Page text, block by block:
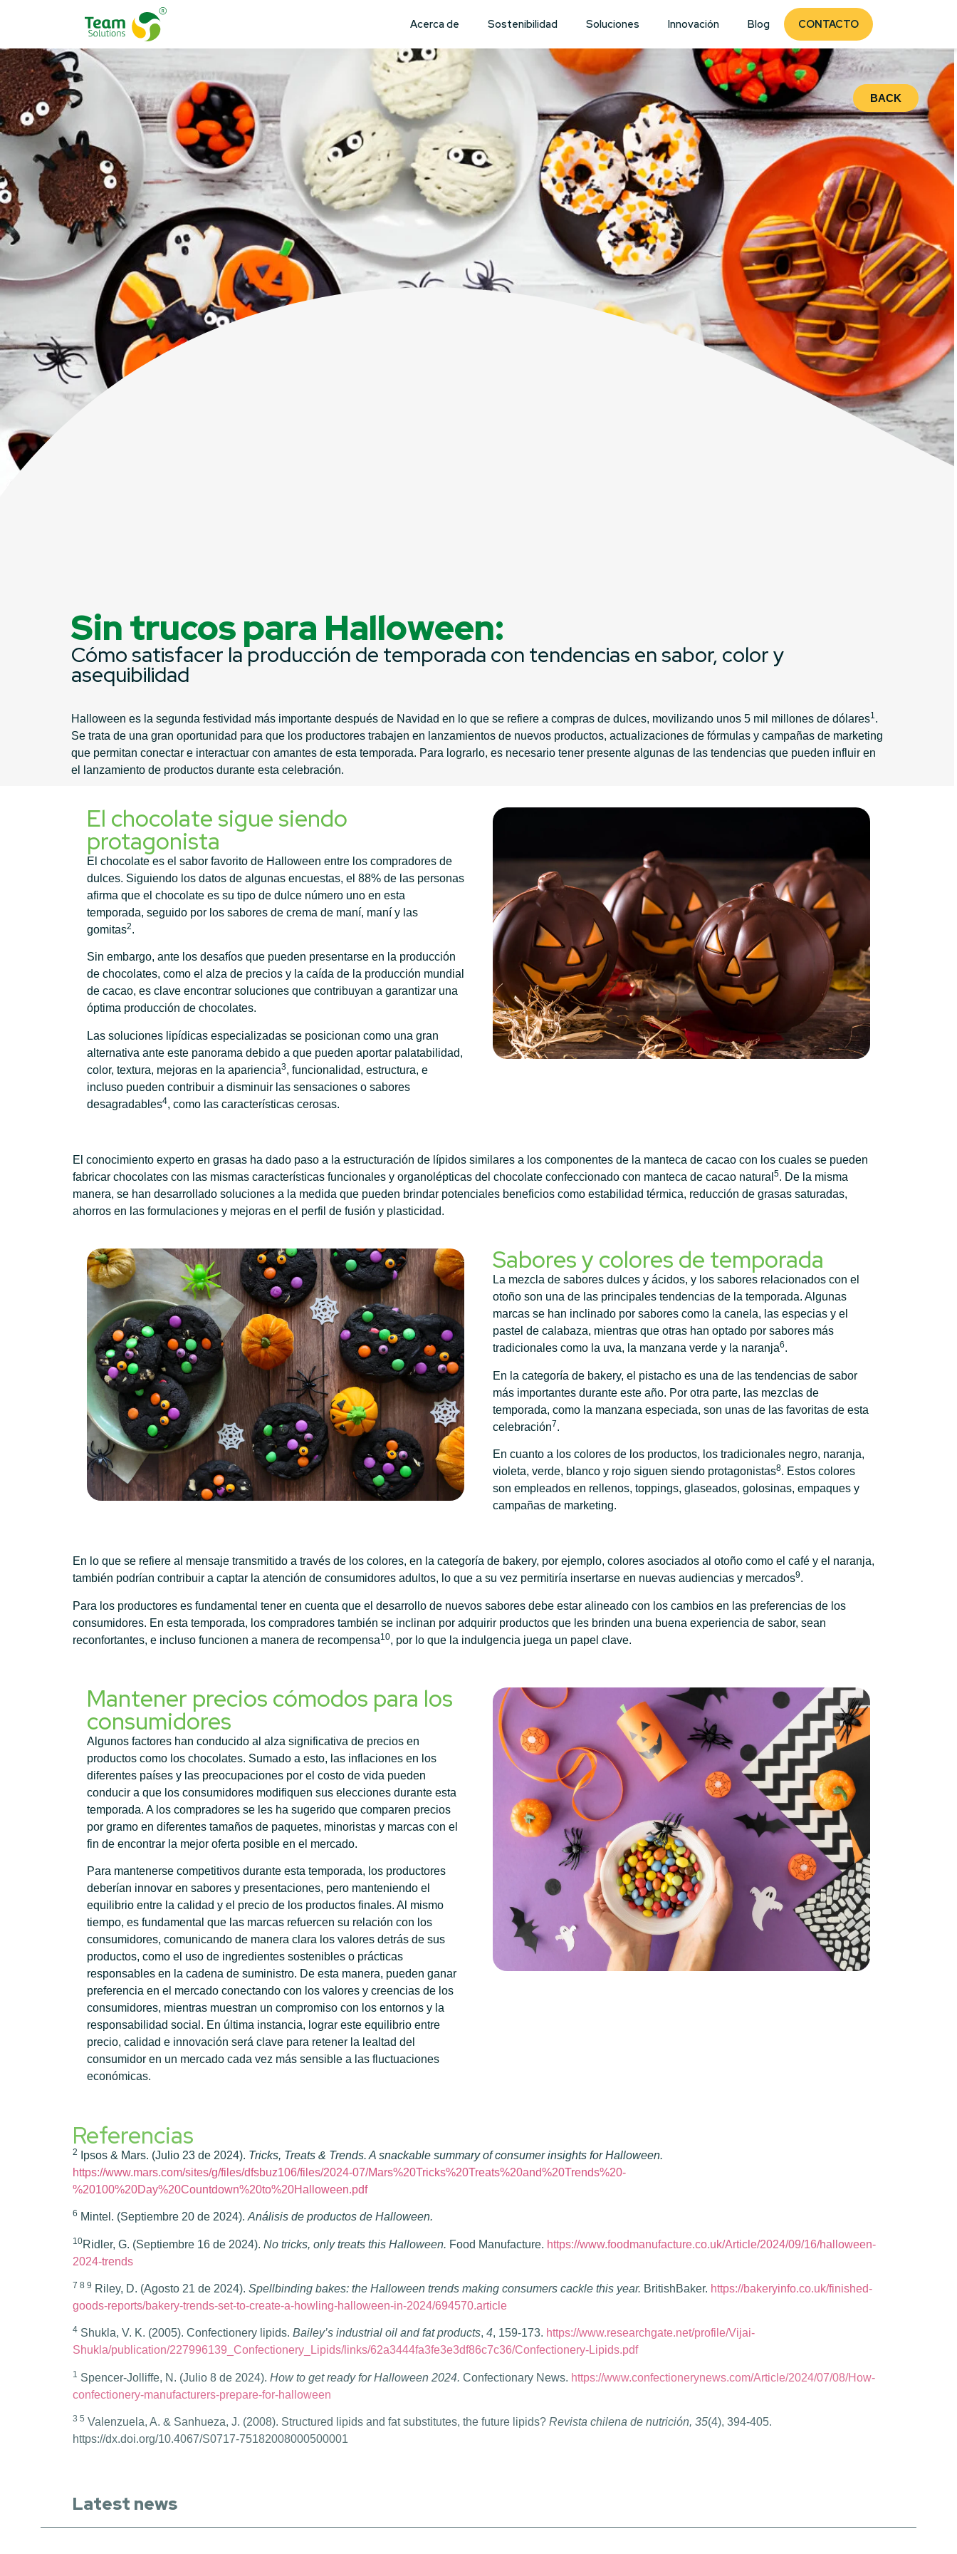
Acerca de Sostenibilidad Soluciones Innovación Blog CONTACTO
BACK
Sin trucos para Halloween:
Cómo satisfacer la producción de temporada con tendencias en sabor, color y
asequibilidad
Halloween es la segunda festividad más importante después de Navidad en lo que se refiere a compras de dulces, movilizando unos 5 mil millones de dólares1.
Se trata de una gran oportunidad para que los productores trabajen en lanzamientos de nuevos productos, actualizaciones de fórmulas y campañas de marketing
que permitan conectar e interactuar con amantes de esta temporada. Para lograrlo, es necesario tener presente algunas de las tendencias que pueden influir en
el lanzamiento de productos durante esta celebración.
El chocolate sigue siendo
protagonista
El chocolate es el sabor favorito de Halloween entre los compradores de
dulces. Siguiendo los datos de algunas encuestas, el 88% de las personas
afirma que el chocolate es su tipo de dulce número uno en esta
temporada, seguido por los sabores de crema de maní, maní y las
gomitas2.
Sin embargo, ante los desafíos que pueden presentarse en la producción
de chocolates, como el alza de precios y la caída de la producción mundial
de cacao, es clave encontrar soluciones que contribuyan a garantizar una
óptima producción de chocolates.
Las soluciones lipídicas especializadas se posicionan como una gran
alternativa ante este panorama debido a que pueden aportar palatabilidad,
color, textura, mejoras en la apariencia3, funcionalidad, estructura, e
incluso pueden contribuir a disminuir las sensaciones o sabores
desagradables4, como las características cerosas.
El conocimiento experto en grasas ha dado paso a la estructuración de lípidos similares a los componentes de la manteca de cacao con los cuales se pueden
fabricar chocolates con las mismas características funcionales y organolépticas del chocolate confeccionado con manteca de cacao natural 5. De la misma
manera, se han desarrollado soluciones a la medida que pueden brindar potenciales beneficios como estabilidad térmica, reducción de grasas saturadas,
ahorros en las formulaciones y mejoras en el perfil de fusión y plasticidad.
Sabores y colores de temporada
La mezcla de sabores dulces y ácidos, y los sabores relacionados con el
otoño son una de las principales tendencias de la temporada. Algunas
marcas se han inclinado por sabores como la canela, las especias y el
pastel de calabaza, mientras que otras han optado por sabores más
tradicionales como la uva, la manzana verde y la naranja6.
En la categoría de bakery, el pistacho es una de las tendencias de sabor
más importantes durante este año. Por otra parte, las mezclas de
temporada, como la manzana especiada, son unas de las favoritas de esta
celebración7.
En cuanto a los colores de los productos, los tradicionales negro, naranja,
violeta, verde, blanco y rojo siguen siendo protagonistas8. Estos colores
son empleados en rellenos, toppings, glaseados, golosinas, empaques y
campañas de marketing.
En lo que se refiere al mensaje transmitido a través de los colores, en la categoría de bakery, por ejemplo, colores asociados al otoño como el café y el naranja,
también podrían contribuir a captar la atención de consumidores adultos, lo que a su vez permitiría insertarse en nuevas audiencias y mercados9.
Para los productores es fundamental tener en cuenta que el desarrollo de nuevos sabores debe estar alineado con los cambios en las preferencias de los
consumidores. En esta temporada, los compradores también se inclinan por adquirir productos que les brinden una buena experiencia de sabor, sean
reconfortantes, e incluso funcionen a manera de recompensa10, por lo que la indulgencia juega un papel clave.
Mantener precios cómodos para los
consumidores
Algunos factores han conducido al alza significativa de precios en
productos como los chocolates. Sumado a esto, las inflaciones en los
diferentes países y las preocupaciones por el costo de vida pueden
conducir a que los consumidores modifiquen sus elecciones durante esta
temporada. A los compradores se les ha sugerido que comparen precios
por gramo en diferentes tamaños de paquetes, minoristas y marcas con el
fin de encontrar la mejor oferta posible en el mercado.
Para mantenerse competitivos durante esta temporada, los productores
deberían innovar en sabores y presentaciones, pero manteniendo el
equilibrio entre la calidad y el precio de los productos finales. Al mismo
tiempo, es fundamental que las marcas refuercen su relación con los
consumidores, comunicando de manera clara los valores detrás de sus
productos, como el uso de ingredientes sostenibles o prácticas
responsables en la cadena de suministro. De esta manera, pueden ganar
preferencia en el mercado conectando con los valores y creencias de los
consumidores, mientras muestran un compromiso con los entornos y la
responsabilidad social. En última instancia, lograr este equilibrio entre
precio, calidad e innovación será clave para retener la lealtad del
consumidor en un mercado cada vez más sensible a las fluctuaciones
económicas.
Referencias
2 Ipsos & Mars. (Julio 23 de 2024). Tricks, Treats & Trends. A snackable summary of consumer insights for Halloween.
https://www.mars.com/sites/g/files/dfsbuz106/files/2024-07/Mars%20Tricks%20Treats%20and%20Trends%20-
%20100%20Day%20Countdown%20to%20Halloween.pdf
6 Mintel. (Septiembre 20 de 2024). Análisis de productos de Halloween.
10Ridler, G. (Septiembre 16 de 2024). No tricks, only treats this Halloween. Food Manufacture. https://www.foodmanufacture.co.uk/Article/2024/09/16/halloween-
2024-trends
7 8 9 Riley, D. (Agosto 21 de 2024). Spellbinding bakes: the Halloween trends making consumers cackle this year. BritishBaker. https://bakeryinfo.co.uk/finished-
goods-reports/bakery-trends-set-to-create-a-howling-halloween-in-2024/694570.article
4 Shukla, V. K. (2005). Confectionery lipids. Bailey’s industrial oil and fat products, 4, 159-173. https://www.researchgate.net/profile/Vijai-
Shukla/publication/227996139_Confectionery_Lipids/links/62a3444fa3fe3e3df86c7c36/Confectionery-Lipids.pdf
1 Spencer-Jolliffe, N. (Julio 8 de 2024). How to get ready for Halloween 2024. Confectionary News. https://www.confectionerynews.com/Article/2024/07/08/How-
confectionery-manufacturers-prepare-for-halloween
3 5 Valenzuela, A. & Sanhueza, J. (2008). Structured lipids and fat substitutes, the future lipids? Revista chilena de nutrición, 35(4), 394-405.
https://dx.doi.org/10.4067/S0717-75182008000500001
Latest news